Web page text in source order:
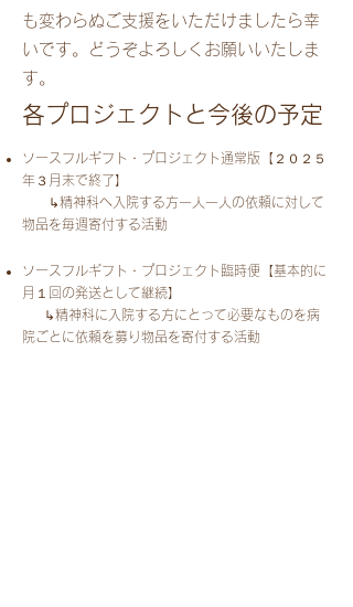
も変わらぬご支援をいただけましたら幸
いです。どうぞよろしくお願いいたしま
す。
各プロジェクトと今後の予定
ソースフルギフト・プロジェクト通常版【２０２５
年３月末で終了】
↳精神科へ入院する方一人一人の依頼に対して
物品を毎週寄付する活動​
ソースフルギフト・プロジェクト臨時便【基本的に
月１回の発送として継続】
↳精神科に入院する方にとって必要なものを病
院ごとに依頼を募り物品を寄付する活動